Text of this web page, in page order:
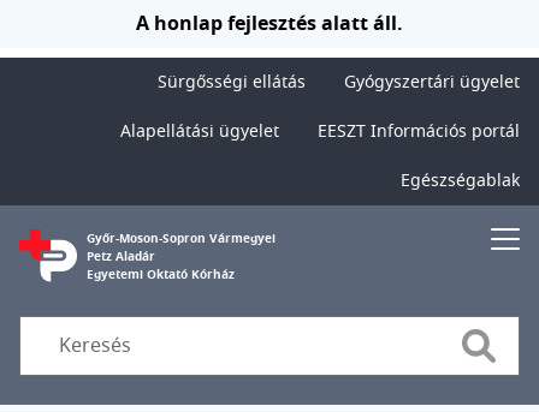
Ugrás a tartalomraA honlap fejlesztés alatt áll.
Sürgősségi ellátás
Gyógyszertári ügyelet
Alapellátási ügyelet
EESZT Információs portál
Egészségablak
Győr-Moson-Sopron Vármegyei
Petz Aladár
Egyetemi Oktató Kórház
Search